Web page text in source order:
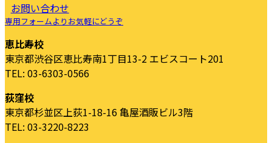
お問い合わせ
専用フォームよりお気軽にどうぞ
恵比寿校
東京都渋谷区恵比寿南1丁目13-2 エビスコート201
TEL: 03-6303-0566
荻窪校
東京都杉並区上荻1-18-16 亀屋酒販ビル3階
TEL: 03-3220-8223